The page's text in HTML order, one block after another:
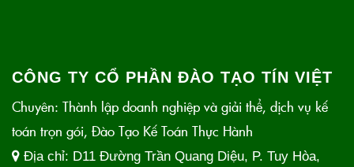
CÔNG TY CỔ PHẦN ĐÀO TẠO TÍN VIỆT
Chuyên: Thành lập doanh nghiệp và giải thể, dịch vụ kế
toán trọn gói, Đào Tạo Kế Toán Thực Hành
Địa chỉ: D11 Đường Trần Quang Diệu, P. Tuy Hòa,